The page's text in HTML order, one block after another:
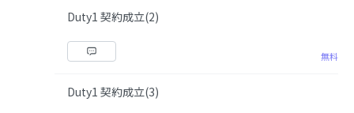
Duty1 契約成立(2)
無料
Duty1 契約成立(3)